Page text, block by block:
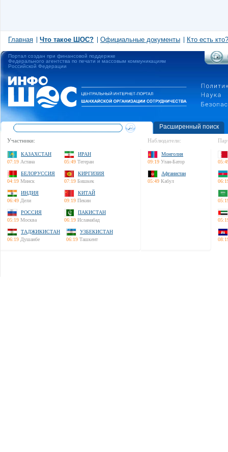
Главная Что такое ШОС? Официальные документы Кто есть кто?
Портал создан при финансовой поддержке
Федерального агентства по печати и массовым коммуникациям
Российской Федерации
Расширенный поиск
Участники:
КАЗАХСТАН
07:19 Астана
ИРАН
05:49 Тегеран
БЕЛОРУССИЯ
04:19 Минск
КИРГИЗИЯ
07:19 Бишкек
ИНДИЯ
06:49 Дели
КИТАЙ
09:19 Пекин
РОССИЯ
05:19 Москва
ПАКИСТАН
06:19 Исламабад
ТАДЖИКИСТАН
06:19 Душанбе
УЗБЕКИСТАН
06:19 Ташкент
Наблюдатели:
Монголия
09:19 Улан-Батор
Афганистан
05:49 Кабул